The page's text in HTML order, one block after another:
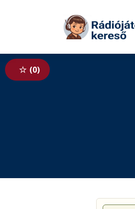
Tovább a tartalomhoz
0